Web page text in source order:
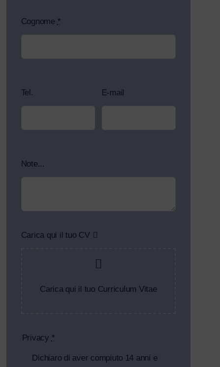
Cognome *
Tel. E-mail
Note...
Carica qui il tuo CV
Carica qui il tuo Curriculum Vitae
Privacy *
Dichiaro di aver compiuto 14 anni e